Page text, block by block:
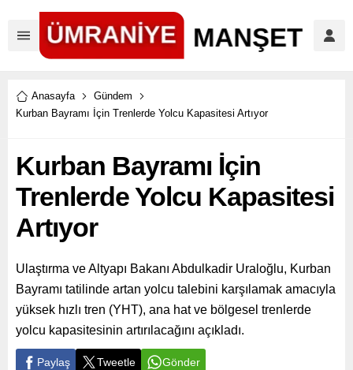
Anasayfa
Gündem
Kurban Bayramı İçin Trenlerde Yolcu Kapasitesi Artıyor
Kurban Bayramı İçin
Trenlerde Yolcu Kapasitesi
Artıyor
Ulaştırma ve Altyapı Bakanı Abdulkadir Uraloğlu, Kurban
Bayramı tatilinde artan yolcu talebini karşılamak amacıyla
yüksek hızlı tren (YHT), ana hat ve bölgesel trenlerde
yolcu kapasitesinin artırılacağını açıkladı.
Paylaş Tweetle Gönder